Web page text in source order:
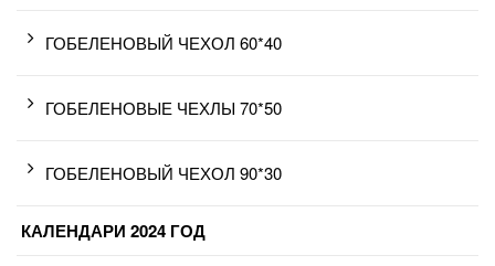
ГОБЕЛЕНОВЫЙ ЧЕХОЛ 60*40
ГОБЕЛЕНОВЫЕ ЧЕХЛЫ 70*50
ГОБЕЛЕНОВЫЙ ЧЕХОЛ 90*30
КАЛЕНДАРИ 2024 ГОД